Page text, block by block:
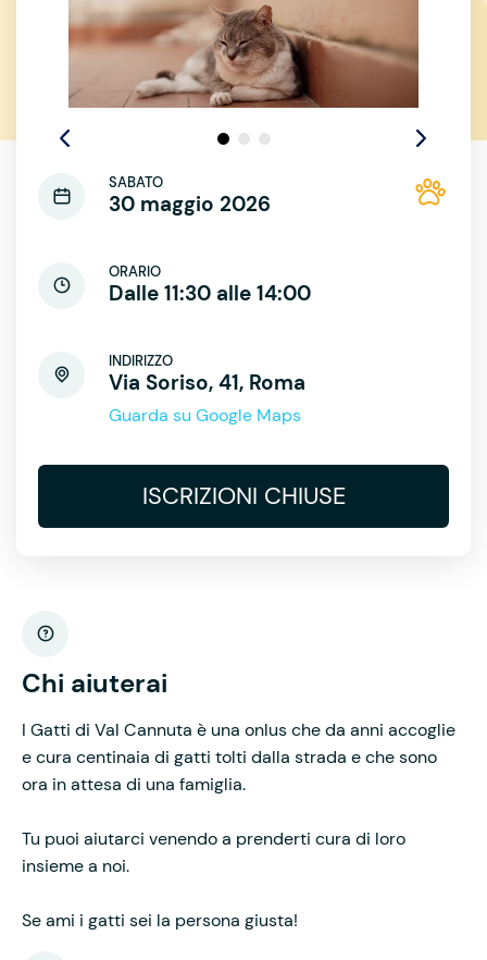
SABATO
30 maggio 2026
ORARIO
Dalle 11:30 alle 14:00
INDIRIZZO
Via Soriso, 41, Roma
Guarda su Google Maps
ISCRIZIONI CHIUSE
Chi aiuterai
I Gatti di Val Cannuta è una onlus che da anni accoglie
e cura centinaia di gatti tolti dalla strada e che sono
ora in attesa di una famiglia.
Tu puoi aiutarci venendo a prenderti cura di loro
insieme a noi.
Se ami i gatti sei la persona giusta!